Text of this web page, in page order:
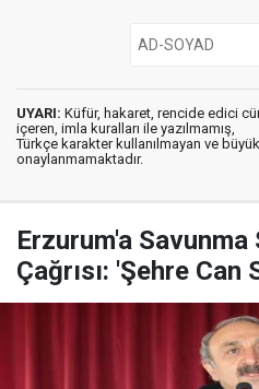
UYARI: Küfür, hakaret, rencide edici
içeren, imla kuralları ile yazılmamış,
Türkçe karakter kullanılmayan ve
onaylanmamaktadır.
Erzurum'a Savunma
Çağrısı: 'Şehre Can